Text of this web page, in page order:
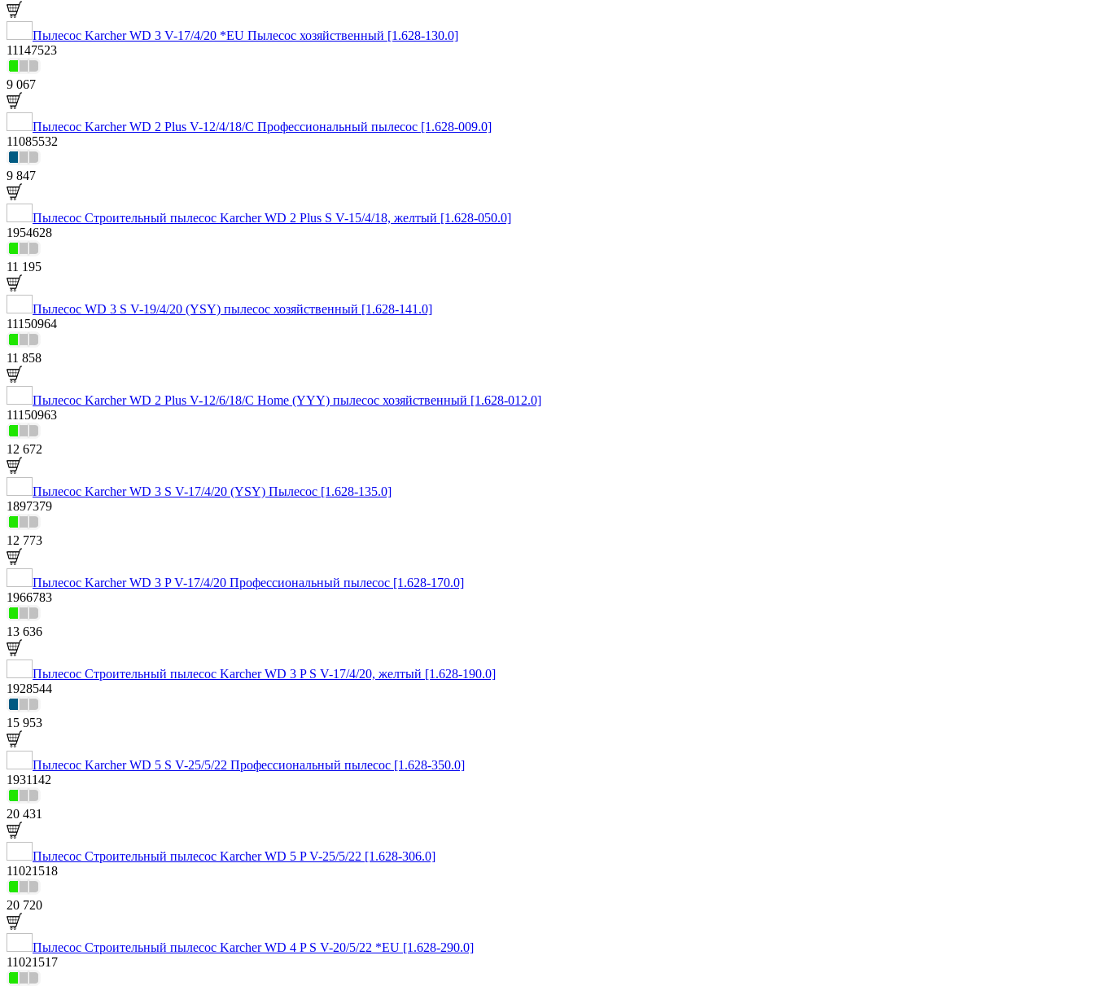
Пылесос Karcher WD 3 V-17/4/20 *EU Пылесос хозяйственный [1.628-130.0]
11147523
9 067
Пылесос Karcher WD 2 Plus V-12/4/18/C Профессиональный пылесос [1.628-009.0]
11085532
9 847
Пылесос Строительный пылесос Karcher WD 2 Plus S V-15/4/18, желтый [1.628-050.0]
1954628
11 195
Пылесос WD 3 S V-19/4/20 (YSY) пылесос хозяйственный [1.628-141.0]
11150964
11 858
Пылесос Karcher WD 2 Plus V-12/6/18/C Home (YYY) пылесос хозяйственный [1.628-012.0]
11150963
12 672
Пылесос Karcher WD 3 S V-17/4/20 (YSY) Пылесос [1.628-135.0]
1897379
12 773
Пылесос Karcher WD 3 P V-17/4/20 Профессиональный пылесос [1.628-170.0]
1966783
13 636
Пылесос Строительный пылесос Karcher WD 3 P S V-17/4/20, желтый [1.628-190.0]
1928544
15 953
Пылесос Karcher WD 5 S V-25/5/22 Профессиональный пылесос [1.628-350.0]
1931142
20 431
Пылесос Строительный пылесос Karcher WD 5 P V-25/5/22 [1.628-306.0]
11021518
20 720
Пылесос Строительный пылесос Karcher WD 4 P S V-20/5/22 *EU [1.628-290.0]
11021517